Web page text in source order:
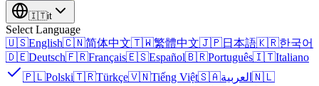
🇮🇹it
Select Language
🇺🇸English🇨🇳简体中文🇹🇼繁體中文🇯🇵日本語🇰🇷한국어
🇩🇪Deutsch🇫🇷Français🇪🇸Español🇧🇷Português🇮🇹Italiano
🇵🇱Polski🇹🇷Türkçe🇻🇳Tiếng Việt🇸🇦العربية 🇳🇱